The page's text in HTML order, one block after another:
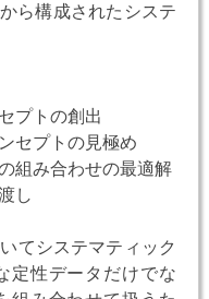
ら構成されたシステ
トの創出
プトの見極め
み合わせの最適解
し
てシステマティック
定性データだけでな